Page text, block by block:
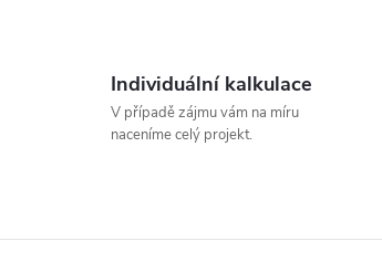
Individuální kalkulace
V případě zájmu vám na míru
naceníme celý projekt.